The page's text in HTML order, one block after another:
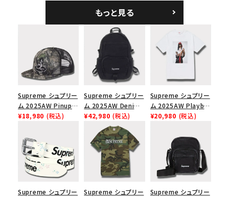
シックロゴ 6パネルキ
ャップ ブラック
もっと見る
Supreme シュプリー
ム 2025AW Pinup
Mesh Back 5-Panel
ュバック 5パネルキャ
ップ トゥルーティン
バーHTC フォールカ
¥18,980 (税込)
Supreme シュプリー
ム 2025AW Denim
Backpack デニム バ
ックパック ブラック
¥42,980 (税込)
Supreme シュプリー
ム 2025AW Playboi
Carti Tee プレイボ
¥20,980 (税込)
Supreme シュプリー
Supreme シュプリー
Supreme シュプリー